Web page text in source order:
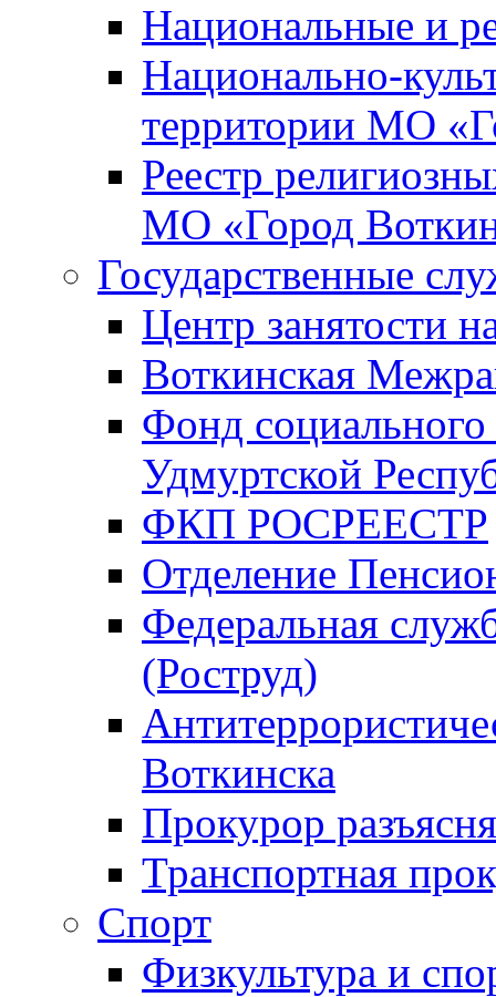
Национальные и
Национально-
территории МО
Реестр
МО «Город
Государственные
Центр занятости
Воткинская
Фонд
Удмуртской
ФКП РОСРЕЕСТР
Отделение
Федеральная
(Роструд)
Воткинска
Прокурор
Транспортная
Спорт
Физкультура и